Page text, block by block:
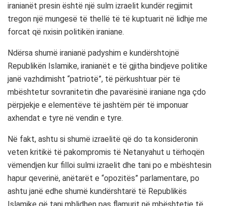
iranianët presin është një sulm izraelit kundër regjimit
tregon një mungesë të thellë të të kuptuarit në lidhje me
forcat që nxisin politikën iraniane.
Ndërsa shumë iranianë padyshim e kundërshtojnë
Republikën Islamike, iranianët e të gjitha bindjeve politike
janë vazhdimisht “patriotë”, të përkushtuar për të
mbështetur sovranitetin dhe pavarësinë iraniane nga çdo
përpjekje e elementëve të jashtëm për të imponuar
axhendat e tyre në vendin e tyre.
Në fakt, ashtu si shumë izraelitë që do ta konsideronin
veten kritikë të pakompromis të Netanyahut u tërhoqën
vëmendjen kur filloi sulmi izraelit dhe tani po e mbështesin
hapur qeverinë, anëtarët e “opozitës” parlamentare, po
ashtu janë edhe shumë kundërshtarë të Republikës
Islamike që tani mblidhen pas flamurit në mbështetje të